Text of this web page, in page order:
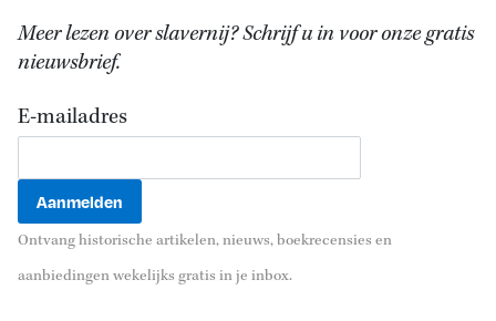
Meer lezen over slavernij? Schrijf u in voor onze gratis
nieuwsbrief.
E-mailadres
Ontvang historische artikelen, nieuws, boekrecensies en
aanbiedingen wekelijks gratis in je inbox.